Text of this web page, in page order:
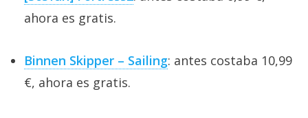
ahora es gratis.
Binnen Skipper – Sailing: antes costaba 10,99
€, ahora es gratis.